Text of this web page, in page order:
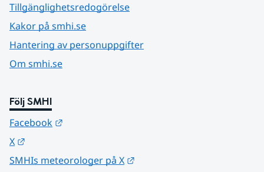
Tillgänglighetsredogörelse
Kakor på smhi.se
Hantering av personuppgifter
Om smhi.se
Följ SMHI
Facebook
X
SMHIs meteorologer på X